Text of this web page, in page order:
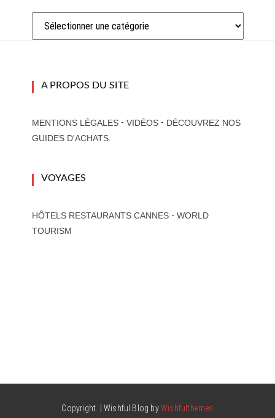
A PROPOS DU SITE
MENTIONS LÉGALES- VIDÉOS- DÉCOUVREZ NOS
GUIDES D'ACHATS.
VOYAGES
HÔTELS RESTAURANTS CANNES- WORLD
TOURISM
Copyright. | Wishful Blog byWishfulthemes